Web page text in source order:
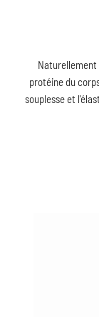
Naturellement
protéine du
souplesse et